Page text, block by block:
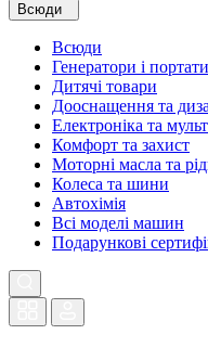
Всюди
Всюди
Генератори і
Дитячі товари
Дооснащення та
Електроніка та
Комфорт та захист
Моторні масла та
Колеса та шини
Автохімія
Всі моделі машин
Подарункові